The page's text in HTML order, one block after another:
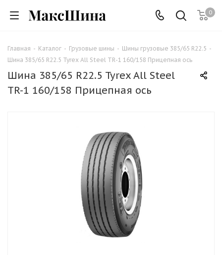
0
Главная - Каталог - Грузовые шины - Шины грузовые 385/65 R22.5 -
Шина 385/65 R22.5 Tyrex All Steel TR-1 160/158 Прицепная ось
Шина 385/65 R22.5 Tyrex All Steel
TR-1 160/158 Прицепная ось